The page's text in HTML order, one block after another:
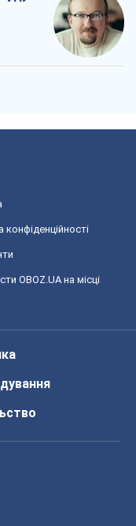
конфіденційності
OBOZ.UA на місці